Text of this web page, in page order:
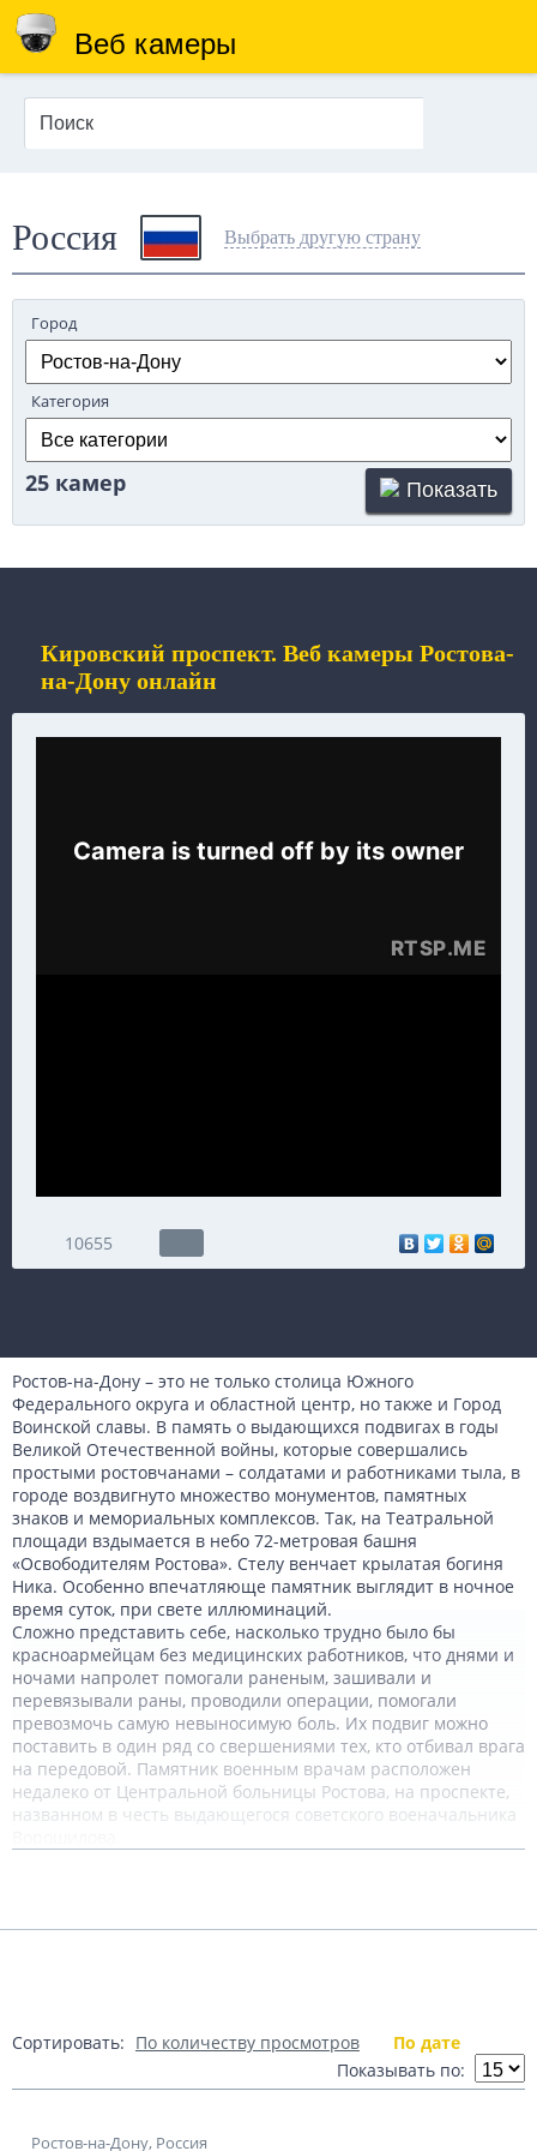
Веб камеры
Россия Выбрать другую страну
Город
Категория
25 камер Показать
Кировский проспект. Веб камеры Ростова-
на-Дону онлайн
10655
Ростов-на-Дону – это не только столица Южного
Федерального округа и областной центр, но также и Город
Воинской славы. В память о выдающихся подвигах в годы
Великой Отечественной войны, которые совершались
простыми ростовчанами – солдатами и работниками тыла, в
городе воздвигнуто множество монументов, памятных
знаков и мемориальных комплексов. Так, на Театральной
площади вздымается в небо 72-метровая башня
«Освободителям Ростова». Стелу венчает крылатая богиня
Ника. Особенно впечатляюще памятник выглядит в ночное
время суток, при свете иллюминаций.
Сложно представить себе, насколько трудно было бы
красноармейцам без медицинских работников, что днями и
ночами напролет помогали раненым, зашивали и
перевязывали раны, проводили операции, помогали
превозмочь самую невыносимую боль. Их подвиг можно
поставить в один ряд со свершениями тех, кто отбивал врага
на передовой. Памятник военным врачам расположен
недалеко от Центральной больницы Ростова, на проспекте,
названном в честь выдающегося советского военачальника
котором – барельефное изображение скорбящей Родины-
настоящие сокровищницы культурных, археологических и
художественных ценностей хранятся в стенах городских
музеев.
учреждений – Музей изобразительных искусств. Его
Сортировать: По количеству просмотров
По дате
Показывать по:
Ростов-на-Дону, Россия